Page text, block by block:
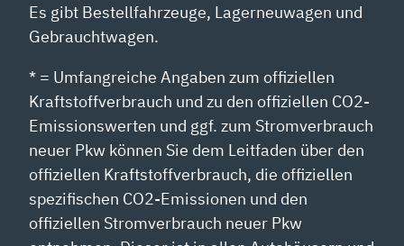
Es gibt Bestellfahrzeuge, Lagerneuwagen und
Gebrauchtwagen.
* = Umfangreiche Angaben zum offiziellen
Kraftstoffverbrauch und zu den offiziellen CO2-
Emissionswerten und ggf. zum Stromverbrauch
neuer Pkw können Sie dem Leitfaden über den
offiziellen Kraftstoffverbrauch, die offiziellen
spezifischen CO2-Emissionen und den
offiziellen Stromverbrauch neuer Pkw